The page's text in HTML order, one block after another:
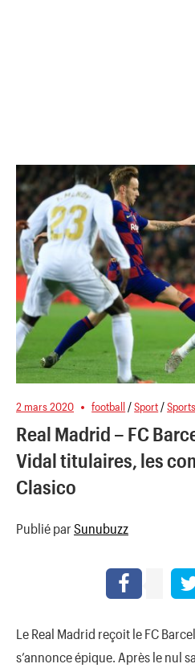
2 mars 2020 football /Sport /Sports
Real Madrid – FC
Vidal titulaires, les
Clasico
Publié par Sunubuzz
Le Real Madrid reçoit le FC
s’annonce épique. Après le nul